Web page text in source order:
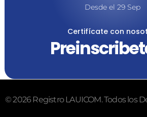
Desde el 29 Sep
Certifícate con
© 2026 Registro LAUICOM. Todos los